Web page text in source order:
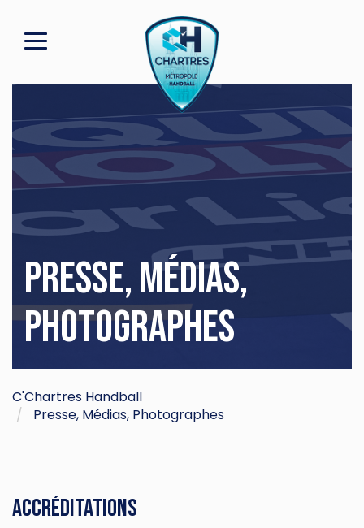
Presse, Médias,
Photographes
C'Chartres Handball
Presse, Médias, Photographes
Accréditations